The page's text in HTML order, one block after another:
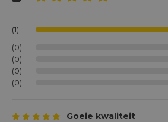
(1)
(0)
(0)
(0)
(0)
Goeie kwaliteit